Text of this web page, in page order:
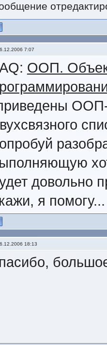
7:07
ООП.
ООП-
довольно
я помогу...
18:13